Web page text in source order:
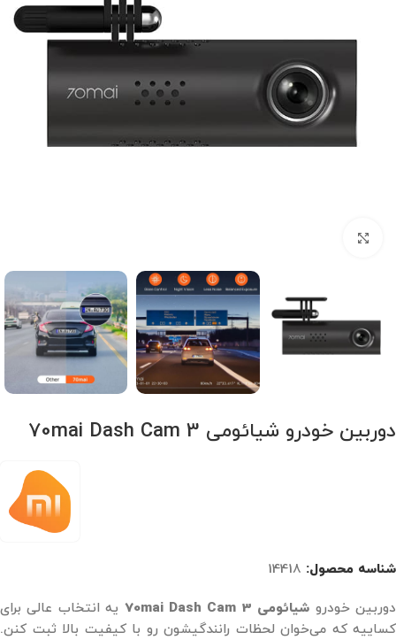
دوربین خودرو شیائومی 70mai Dash Cam 3
شناسه محصول: 14418
دوربین خودرو شیائومی 70mai Dash Cam 3
یه انتخاب عالی برای
کساییه که می‌خوان لحظات رانندگیشون رو با کیفیت بالا ثبت کنن.